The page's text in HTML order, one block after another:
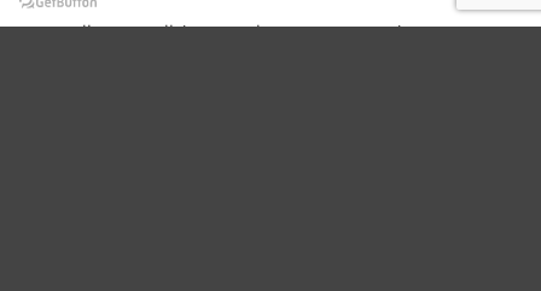
Nijmegen, Wijchen, Beuningen, Lent, Oosterhout,